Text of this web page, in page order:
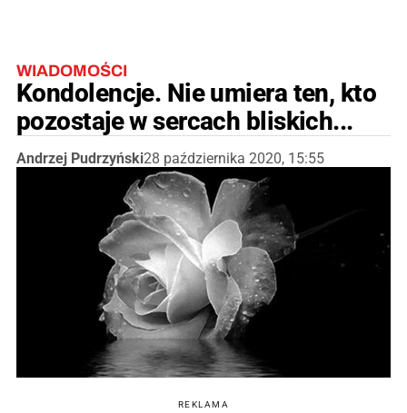
WIADOMOŚCI
Kondolencje. Nie umiera ten, kto
pozostaje w sercach bliskich...
Andrzej Pudrzyński28 października 2020, 15:55
REKLAMA